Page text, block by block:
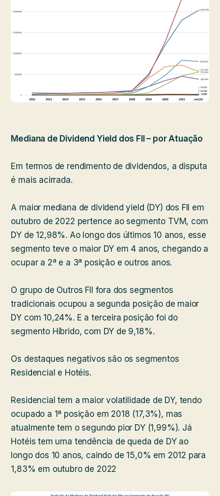
Mediana de Dividend Yield dos FII – por Atuação
Em termos de rendimento de dividendos, a disputa
é mais acirrada.
A maior mediana de dividend yield (DY) dos FII em
outubro de 2022 pertence ao segmento TVM, com
DY de 12,98%. Ao longo dos últimos 10 anos, esse
segmento teve o maior DY em 4 anos, chegando a
ocupar a 2ª e a 3ª posição e outros anos.
O grupo de Outros FII fora dos segmentos
tradicionais ocupou a segunda posição de maior
DY com 10,24%. E a terceira posição foi do
segmento Híbrido, com DY de 9,18%.
Os destaques negativos são os segmentos
Residencial e Hotéis.
Residencial tem a maior volatilidade de DY, tendo
ocupado a 1ª posição em 2018 (17,3%), mas
atualmente tem o segundo pior DY (1,99%). Já
Hotéis tem uma tendência de queda de DY ao
longo dos 10 anos, caindo de 15,0% em 2012 para
1,83% em outubro de 2022